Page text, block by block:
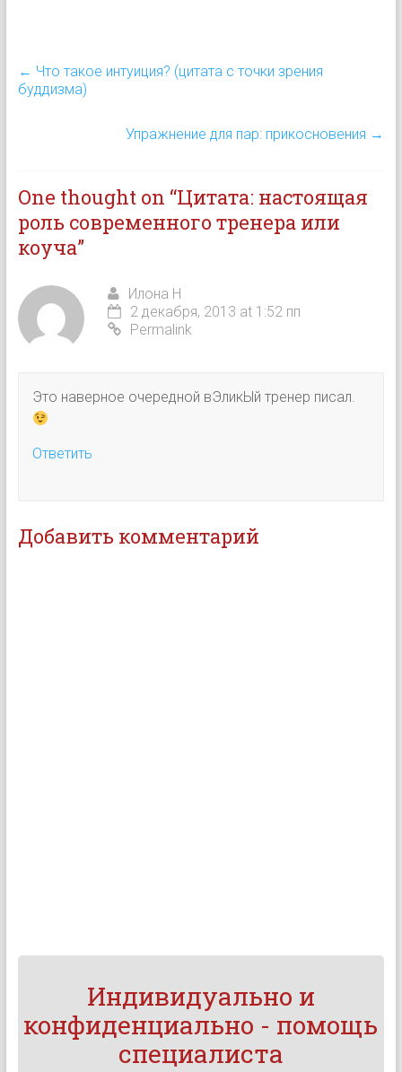
← Что такое интуиция? (цитата с точки зрения
буддизма)
Упражнение для пар: прикосновения →
One thought on “Цитата: настоящая
роль современного тренера или
коуча”
Илона Н
2 декабря, 2013 at 1:52 пп
Permalink
Это наверное очередной вЭликЫй тренер писал.
Ответить
Добавить комментарий
Индивидуально и
конфиденциально - помощь
специалиста